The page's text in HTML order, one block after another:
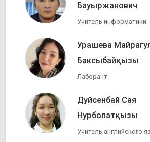
Бауыржанович
Учитель информатики
Урашева
Баксыбайқызы
Лаборант
Дуйсенбай Сая
Нурболатқызы
Учитель английского